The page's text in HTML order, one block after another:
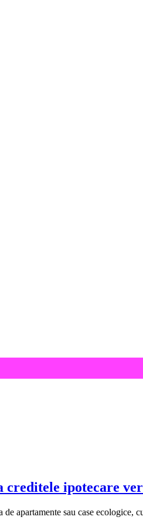
creditele ipotecare
apartamente sau case ecologice,